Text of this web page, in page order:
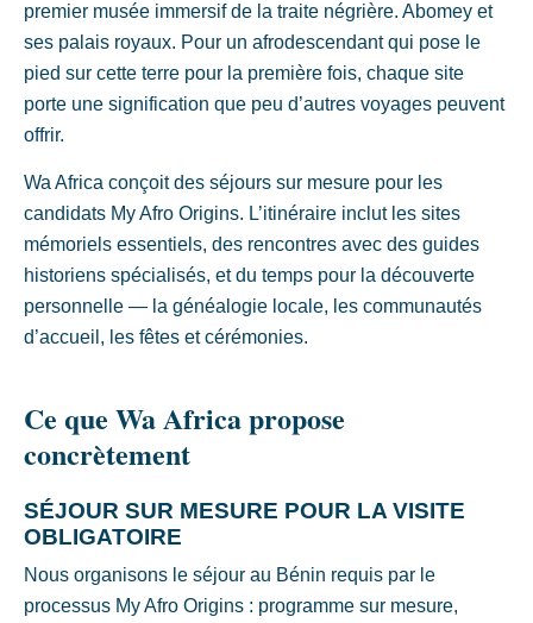
premier musée immersif de la traite négrière. Abomey et
ses palais royaux. Pour un afrodescendant qui pose le
pied sur cette terre pour la première fois, chaque site
porte une signification que peu d’autres voyages peuvent
offrir.
Wa Africa conçoit des séjours sur mesure pour les
candidats My Afro Origins. L’itinéraire inclut les sites
mémoriels essentiels, des rencontres avec des guides
historiens spécialisés, et du temps pour la découverte
personnelle — la généalogie locale, les communautés
d’accueil, les fêtes et cérémonies.
Ce que Wa Africa propose
concrètement
SÉJOUR SUR MESURE POUR LA VISITE
OBLIGATOIRE
Nous organisons le séjour au Bénin requis par le
processus My Afro Origins : programme sur mesure,